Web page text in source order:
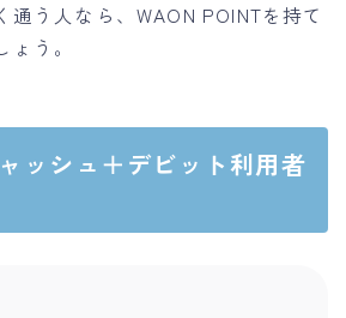
通う人なら、WAON POINTを持て
う。
ッシュ＋デビット利用者